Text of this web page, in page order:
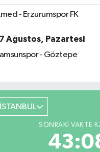
- Erzurumspor FK
Ağustos, Pazartesi
- Göztepe
İSTANBUL
SONRAKI VAKTE